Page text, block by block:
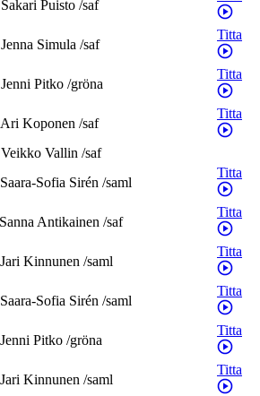
Sakari Puisto /saf
Jenna Simula /saf
Titta
Jenni Pitko /gröna
Titta
Ari Koponen /saf
Titta
Veikko Vallin /saf
Saara-Sofia Sirén /saml
Titta
SannaAntikainen /saf
Titta
Jari Kinnunen /saml
Titta
Saara-Sofia Sirén /saml
Titta
Jenni Pitko /gröna
Titta
Jari Kinnunen /saml
Titta